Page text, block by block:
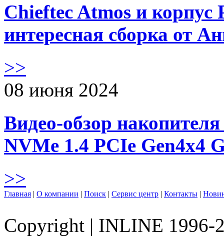
Chieftec Atmos и корпус
интересная сборка от
>>
08 июня 2024
Видео-обзор
NVMe 1.4 PCIe Gen4х4
>>
Главная | О компании | Поиск | Сервис центр | Контакты |
Copyright | INLINE 1996-